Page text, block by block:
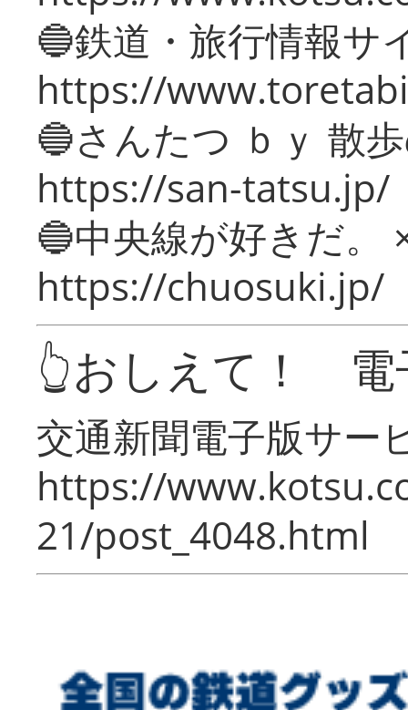
🔵鉄道・旅行情報サ
https://
🔵さんたつ ｂｙ 散
https://san-tatsu.jp/
🔵中央線が好きだ。
https://chuosuki.jp/
👆おしえて！ 電
交通新聞電子版サー
https://
21/post_4048.html